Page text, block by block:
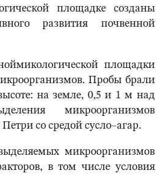
площадке созданы
развития почвенной
площадки
Пробы брали
на земле, 0,5 и 1 м над
микроорганизмов
со средой сусло–агар.
микроорганизмов
в том числе условия